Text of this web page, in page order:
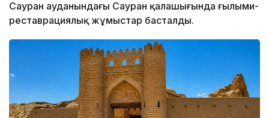
Сауран ауданындағы Сауран қалашығында ғылыми-
реставрациялық жұмыстар басталды.